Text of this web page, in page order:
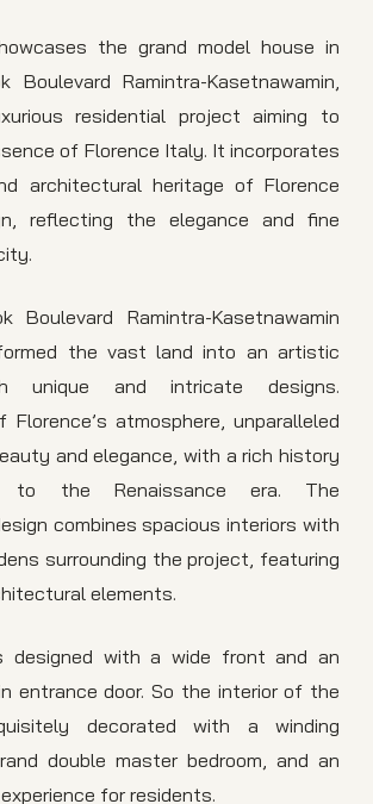
the grand model house in
Boulevard Ramintra-Kasetnawamin,
residential project aiming to
of Florence Italy. It incorporates
architectural heritage of Florence
reflecting the elegance and fine
Boulevard Ramintra-Kasetnawamin
the vast land into an artistic
unique and intricate designs.
Florence’s atmosphere, unparalleled
and elegance, with a rich history
to the Renaissance era. The
combines spacious interiors with
surrounding the project, featuring
elements.
designed with a wide front and an
entrance door. So the interior of the
decorated with a winding
double master bedroom, and an
for residents.